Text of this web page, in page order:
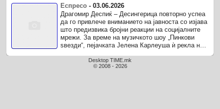
Еспресо -03.06.2026
Драгомир Деспиќ – Десингерица повторно успеа
да го привлече вниманието на јавноста со изјава
што предизвика бројни реакции на социјалните
мрежи. За време на музичкото шоу „Пинкови
ѕвезди“, пејачката Јелена Карлеуша ѝ рекла на
Desktop TIME.mk
© 2008 - 2026